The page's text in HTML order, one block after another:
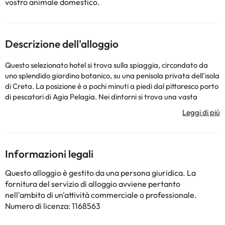
vostro animale domestico.
Descrizione dell'alloggio
Questo selezionato hotel si trova sulla spiaggia, circondato da
uno splendido giardino botanico, su una penisola privata dell'isola
di Creta. La posizione è a pochi minuti a piedi dal pittoresco porto
di pescatori di Agia Pelagia. Nei dintorni si trova una vasta
gamma di bar, ristoranti, pub, negozi, boutique e locali notturni.
Nelle immediate vicinanze si trova una fermata dei mezzi
capitale, a 25 km di distanza, raggiungibile in circa 20 minuti.
Altre possibilità sono quelle di arrivare dall'aeroporto di Chania,
che dista circa 100 km, o dall'aeroporto di Sitka, che dista 150 km
dall'hotel. L'hotel è climatizzato e si sviluppa su 5 piani con un
totale di 719 camere, di cui 60 Suite. Nella hall c'è un'accogliente
reception aperta 24 ore al giorno. A disposizione degli ospiti vi
sono una cassetta di sicurezza, un servizio di cambio valuta e un
Informazioni legali
Questo alloggio è gestito da una persona giuridica. La
fornitura del servizio di alloggio avviene pertanto
nell'ambito di un'attività commerciale o professionale.
Numero di licenza: 1168563